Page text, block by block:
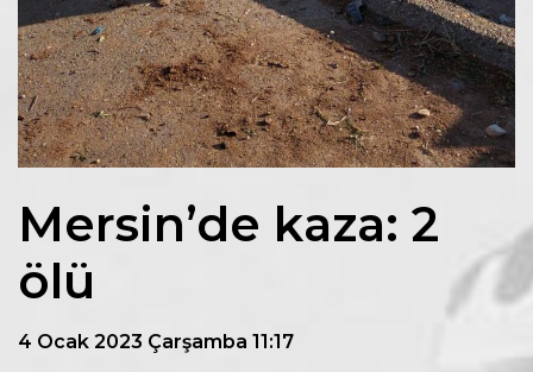
Mersin’de kaza: 2
ölü
4 Ocak 2023 Çarşamba 11:17